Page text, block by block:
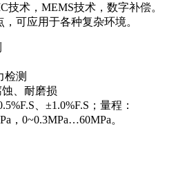
技术，MEMS技术，数字补偿。
可应用于各种复杂环境。
检测
、耐磨损
、±1.0%F.S；量程：
，0~0.3MPa…60MPa。